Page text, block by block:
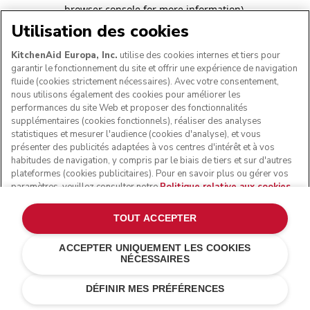
browser console for more information).
Utilisation des cookies
KitchenAid Europa, Inc. utilise des cookies internes et tiers pour
garantir le fonctionnement du site et offrir une expérience de navigation
fluide (cookies strictement nécessaires). Avec votre consentement,
nous utilisons également des cookies pour améliorer les
performances du site Web et proposer des fonctionnalités
supplémentaires (cookies fonctionnels), réaliser des analyses
statistiques et mesurer l'audience (cookies d'analyse), et vous
présenter des publicités adaptées à vos centres d'intérêt et à vos
habitudes de navigation, y compris par le biais de tiers et sur d'autres
plateformes (cookies publicitaires). Pour en savoir plus ou gérer vos
paramètres, veuillez consulter notre Politique relative aux cookies
collectées via les cookies, veuillez consulter notre
confidentialité
DÉFINIR MES PRÉFÉRENCES
ACCEPTER UNIQUEMENT LES COOKIES
NÉCESSAIRES
TOUT ACCEPTER